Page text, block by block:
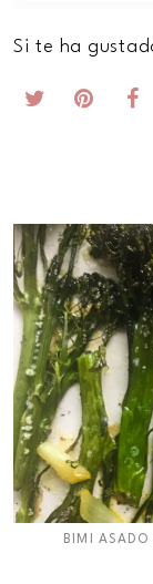
Si te ha
BIMI